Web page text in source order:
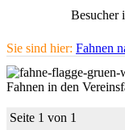
Besucher
Sie sind hier: Fahnen
Fahnen in den
Seite 1 von 1